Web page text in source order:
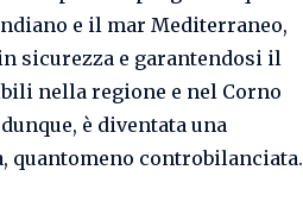
e il mar Mediterraneo,
sicurezza e garantendosi il
nella regione e nel Corno
è diventata una
quantomeno controbilanciata.